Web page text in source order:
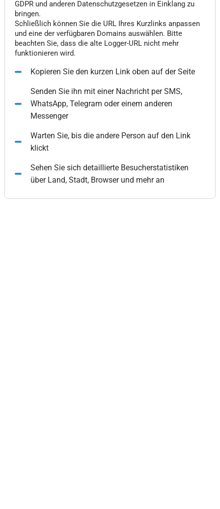
GDPR und anderen Datenschutzgesetzen in Einklang zu
bringen.
Schließlich können Sie die URL Ihres Kurzlinks anpassen
und eine der verfügbaren Domains auswählen. Bitte
beachten Sie, dass die alte Logger-URL nicht mehr
funktionieren wird.
Kopieren Sie den kurzen Link oben auf der Seite
Senden Sie ihn mit einer Nachricht per SMS,
WhatsApp, Telegram oder einem anderen
Messenger
Warten Sie, bis die andere Person auf den Link
klickt
Sehen Sie sich detaillierte Besucherstatistiken
über Land, Stadt, Browser und mehr an